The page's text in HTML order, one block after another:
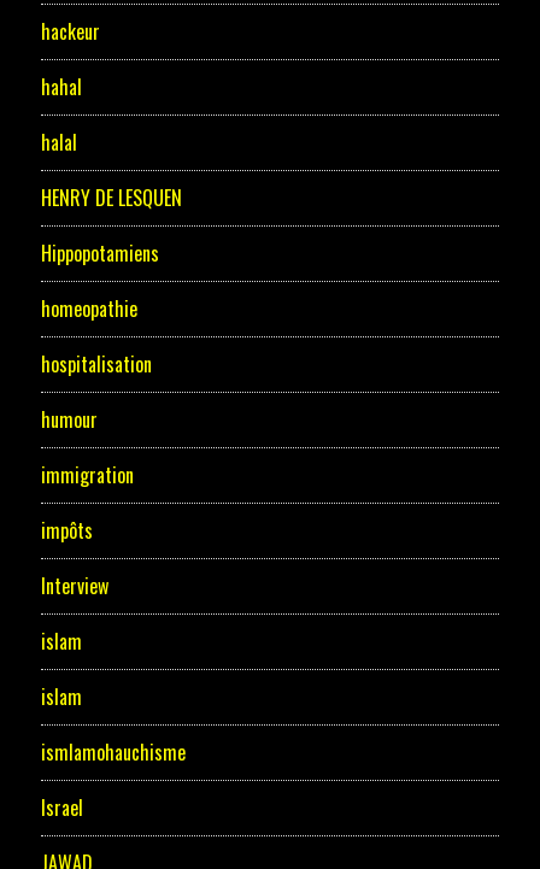
hackeur
hahal
halal
HENRY DE LESQUEN
Hippopotamiens
homeopathie
hospitalisation
humour
immigration
impôts
Interview
islam
islam
ismlamohauchisme
Israel
JAWAD